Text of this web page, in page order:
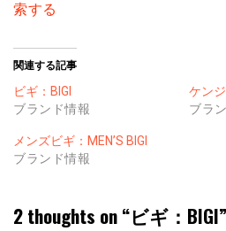
索する
関連する記事
ビギ：BIGI
ブランド情報
ケン
ブラ
メンズビギ：MEN’S BIGI
ブランド情報
2 thoughts on “ビギ：BIGI”